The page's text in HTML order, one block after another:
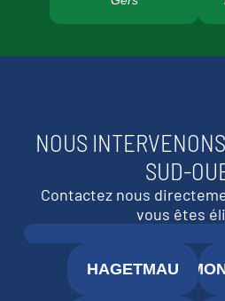
NOUS
SUD-
Contactez nous
vous êtes
HAGETMAU